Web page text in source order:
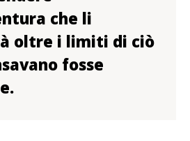
che li
oltre i limiti di ciò
fosse